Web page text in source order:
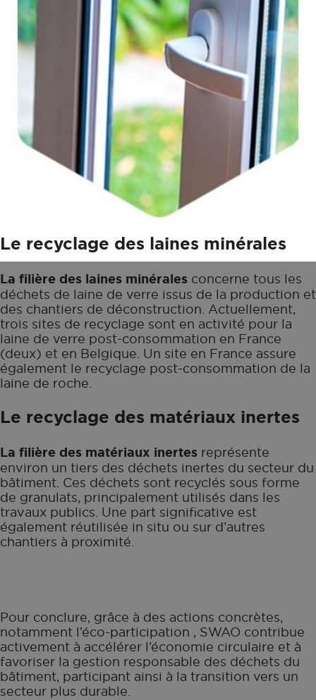
Le recyclage des laines minérales
La filière des laines minérales concerne tous les
déchets de laine de verre issus de la production et
des chantiers de déconstruction. Actuellement,
trois sites de recyclage sont en activité pour la
laine de verre post-consommation en France
(deux) et en Belgique. Un site en France assure
également le recyclage post-consommation de la
laine de roche.
Le recyclage des matériaux inertes
La filière des matériaux inertes représente
environ un tiers des déchets inertes du secteur du
bâtiment. Ces déchets sont recyclés sous forme
de granulats, principalement utilisés dans les
travaux publics. Une part significative est
également réutilisée in situ ou sur d’autres
chantiers à proximité.
Pour conclure, grâce à des actions concrètes,
notamment l’éco-participation , SWAO contribue
activement à accélérer l’économie circulaire et à
favoriser la gestion responsable des déchets du
bâtiment, participant ainsi à la transition vers un
secteur plus durable.